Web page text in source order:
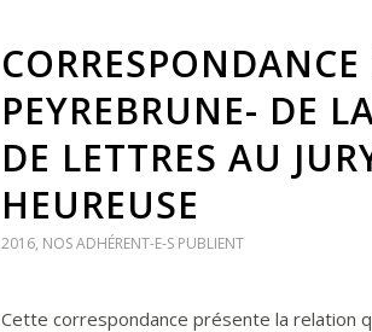
PEYREBRUNE- DE
DE LETTRES AU
HEUREUSE
2016, NOS ADHÉRENT-E-S PUBLIENT
Cette correspondance présente la relation